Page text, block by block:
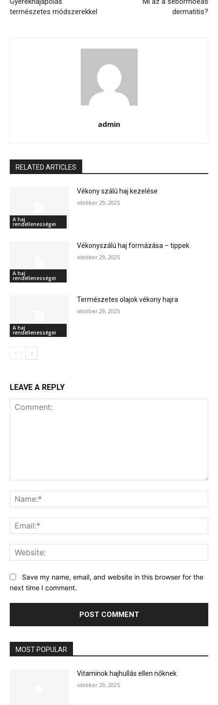
természetes módszerekkel
dermatitis?
admin
RELATED ARTICLES
A haj
rendellenességei
Vékony szálú haj kezelése
október 29, 2025
A haj
rendellenességei
Vékonyszálú haj formázása – tippek
október 29, 2025
A haj
rendellenességei
Természetes olajok vékony hajra
október 29, 2025
LEAVE A REPLY
Save my name, email, and website in this browser for the
next time I comment.
MOST POPULAR
Vitaminok hajhullás ellen nőknek
október 29, 2025